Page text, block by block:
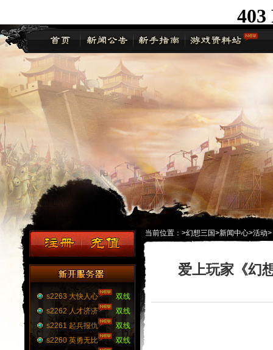
s2263 大快人心
双线
s2262 人才济济
双线
s2261 起兵报仇
双线
s2260 英勇无比
双线
当前位置： >幻想三国>新闻中心>活动>
爱上玩家《幻